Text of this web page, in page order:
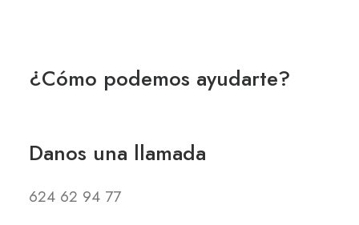
¿Cómo podemos ayudarte?
Danos una llamada
624 62 94 77